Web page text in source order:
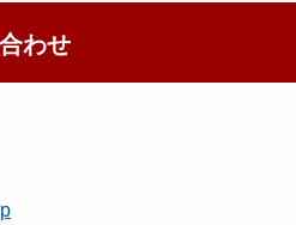
わせ